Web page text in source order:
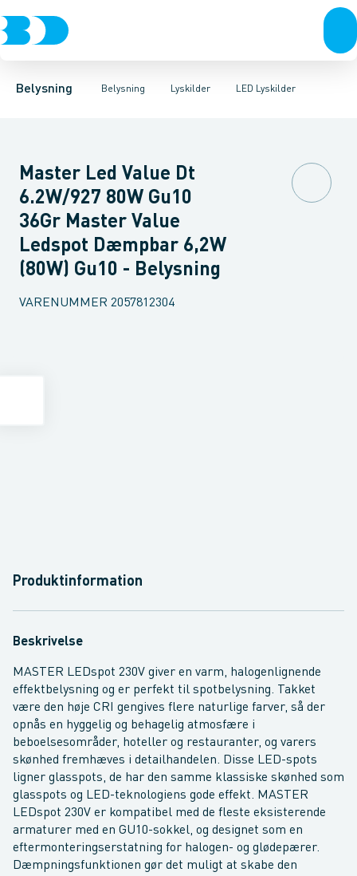
Belysning Belysning
Belysning Lyskilder
LyskilderBelysningsarmaturerLysstyringTilbehør til
LED Lyskilder
LED Lyskilder LysrørUV-LampeMetalhalogen
Master Led Value Dt
6.2W/927 80W Gu10
36Gr Master Value
Ledspot Dæmpbar 6,2W
(80W) Gu10 - Belysning
VARENUMMER 2057812304
Produktinformation
Beskrivelse
MASTER LEDspot 230V giver en varm, halogenlignende
effektbelysning og er perfekt til spotbelysning. Takket
være den høje CRI gengives flere naturlige farver, så der
opnås en hyggelig og behagelig atmosfære i
beboelsesområder, hoteller og restauranter, og varers
skønhed fremhæves i detailhandelen. Disse LED-spots
ligner glasspots, de har den samme klassiske skønhed som
glasspots og LED-teknologiens gode effekt. MASTER
LEDspot 230V er kompatibel med de fleste eksisterende
armaturer med en GU10-sokkel, og designet som en
eftermonteringserstatning for halogen- og glødepærer.
Dæmpningsfunktionen gør det muligt at skabe den